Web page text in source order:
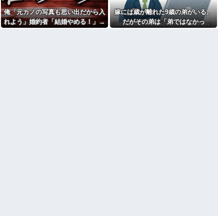
「いきなりステーキ」の反対
ｗｗｗｗｗｗｗｗｗ
色々副業に手を出したけど、
結局残業するのが1番稼げるな
【閲覧注意】元臆女キャバ嬢
の首吊り自●配信、拡散されまく
って終わるｗｗｗｗｗｗｗ
友人(保育士)が２０年前に受け
俺「元カノの写真も思い出だから入
れよう」婚約者「結婚やめる！」→
嫁には歳が離れた9歳の弟がいる。
だがその弟は「弟ではなかっ